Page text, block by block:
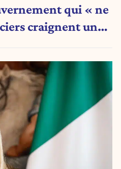
qui « ne
craignent une